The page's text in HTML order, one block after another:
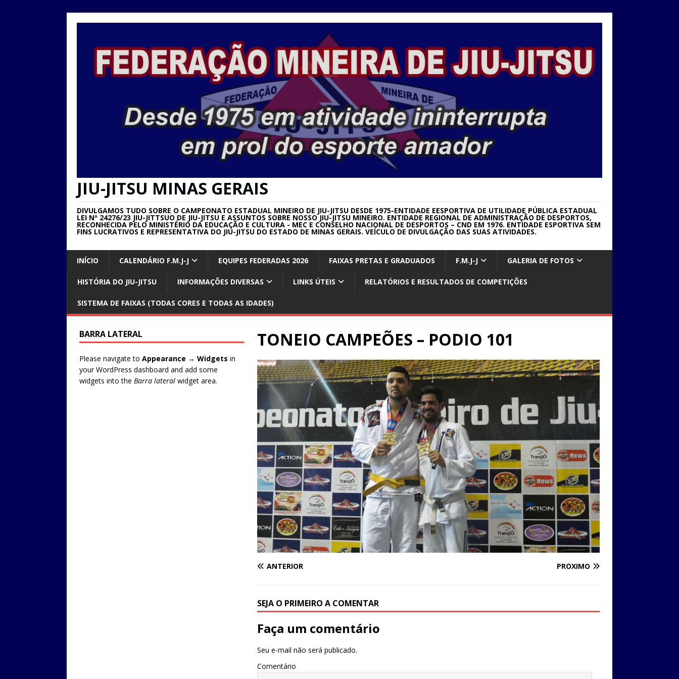
JIU-JITSU MINAS GERAIS
DIVULGAMOS TUDO SOBRE O CAMPEONATO ESTADUAL MINEIRO DE JIU-JITSU DESDE 1975-ENTIDADE EESPORTIVA DE UTILIDADE PÚBLICA ESTADUAL
LEI Nº 24276/23 JIU-JITTSUO DE JIU-JITSU E ASSUNTOS SOBRE NOSSO JIU-JITSU MINEIRO. ENTIDADE REGIONAL DE ADMINISTRAÇÃO DE DESPORTOS,
RECONHECIDA PELO MINISTÉRIO DA EDUCAÇÃO E CULTURA - MEC E CONSELHO NACIONAL DE DESPORTOS – CND EM 1976. ENTIDADE ESPORTIVA SEM
FINS LUCRATIVOS E REPRESENTATIVA DO JIU-JITSU DO ESTADO DE MINAS GERAIS. VEÍCULO DE DIVULGAÇÃO DAS SUAS ATIVIDADES.
INÍCIO CALENDÁRIO F.M.J-J EQUIPES FEDERADAS 2026 FAIXAS PRETAS E GRADUADOS F.M.J-J GALERIA DE FOTOS
HISTÓRIA DO JIU-JITSU INFORMAÇÕES DIVERSAS LINKS ÚTEIS RELATÓRIOS E RESULTADOS DE COMPETIÇÕES
SISTEMA DE FAIXAS (TODAS CORES E TODAS AS IDADES)
TONEIO CAMPEÕES – PODIO 101
ANTERIOR PRÓXIMO
SEJA O PRIMEIRO A COMENTAR
Faça um comentário
Seu e-mail não será publicado.
Comentário
BARRA LATERAL
Please navigate to Appearance → Widgets in
your WordPress dashboard and add some
widgets into the Barra lateral widget area.